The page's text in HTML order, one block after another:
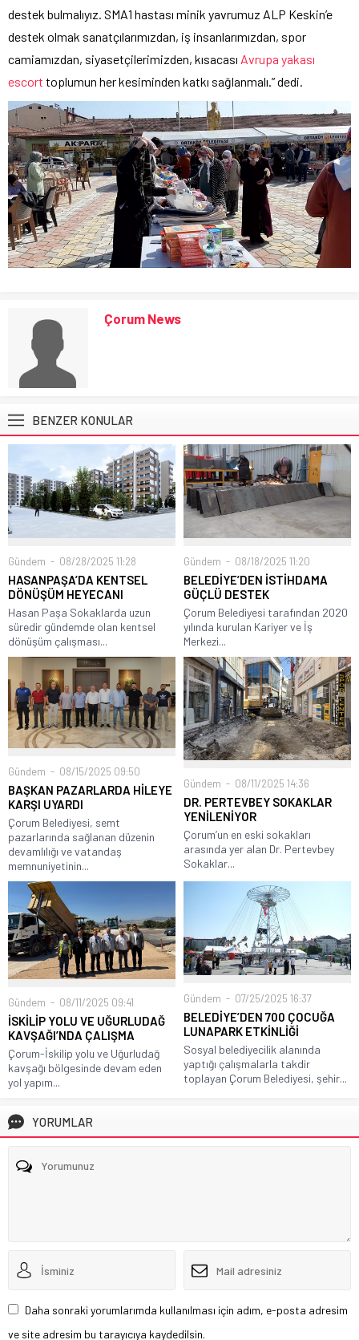
destek bulmalıyız. SMA1 hastası minik yavrumuz ALP Keskin’e
destek olmak sanatçılarımızdan, iş insanlarımızdan, spor
camiamızdan, siyasetçilerimizden, kısacası Avrupa yakası
escort toplumun her kesiminden katkı sağlanmalı.” dedi.
Çorum News
BENZER KONULAR
Gündem 08/28/2025 11:28
HASANPAŞA’DA KENTSEL
DÖNÜŞÜM HEYECANI
Hasan Paşa Sokaklarda uzun
süredir gündemde olan kentsel
dönüşüm çalışması...
Gündem 08/18/2025 11:20
BELEDİYE’DEN İSTİHDAMA
GÜÇLÜ DESTEK
Çorum Belediyesi tarafından 2020
yılında kurulan Kariyer ve İş
Merkezi...
Gündem 08/15/2025 09:50
BAŞKAN PAZARLARDA HİLEYE
KARŞI UYARDI
Çorum Belediyesi, semt
pazarlarında sağlanan düzenin
devamlılığı ve vatandaş
memnuniyetinin...
Gündem 08/11/2025 14:36
DR. PERTEVBEY SOKAKLAR
YENİLENİYOR
Çorum’un en eski sokakları
arasında yer alan Dr. Pertevbey
Sokaklar...
Gündem 08/11/2025 09:41
İSKİLİP YOLU VE UĞURLUDAĞ
KAVŞAĞI’NDA ÇALIŞMA
Çorum-İskilip yolu ve Uğurludağ
kavşağı bölgesinde devam eden
yol yapım...
Gündem 07/25/2025 16:37
BELEDİYE’DEN 700 ÇOCUĞA
LUNAPARK ETKİNLİĞİ
Sosyal belediyecilik alanında
yaptığı çalışmalarla takdir
toplayan Çorum Belediyesi, şehir...
YORUMLAR
Daha sonraki yorumlarımda kullanılması için adım, e-posta adresim
ve site adresim bu tarayıcıya kaydedilsin.